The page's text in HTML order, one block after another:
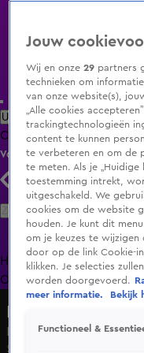
Uitzending Gemist Populaire
ClipsFilmsRadioSmart
Volg KIJK
Zoeken
HomeUitzending Gemist
Oranjezomer
Lois Lane - 'n Vriend
5 mrt 2022, 20:00
Jouw
Wij en onze29 partners
technieken om
van onze website(s),
„Alle cookies
trackingtechnologieën
content te kunnen
te verbeteren en om de
te meten. Als je „Huidige
toestemming intrekt,
uitgeschakeld. We
cookies om de website
houden. Je kunt dit
om je keuzes te
door op de link Cookie-
klikken. Je selecties
worden doorgevoerd.
meer informatie.
Bekijk
Functioneel &